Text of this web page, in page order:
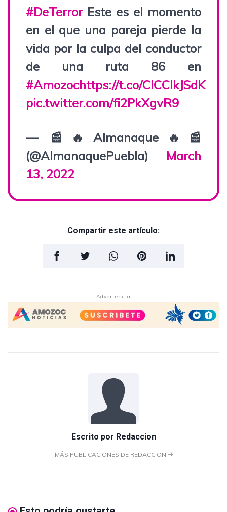
#DeTerrorEste es el momento
en el que una pareja pierde la
vida por la culpa del conductor
de una ruta 86 en
#Amozochttps://t.co/ClCClkJSdK
pic.twitter.com/fi2PkXgvR9
— 📰🔥Almanaque🔥📰
(@AlmanaquePuebla) March
13, 2022
Compartir este artículo:
- Advertencia -
Escrito por Redaccion
MÁS PUBLICACIONES DE REDACCION